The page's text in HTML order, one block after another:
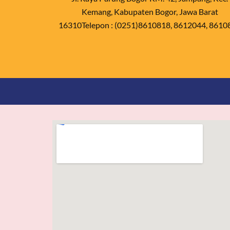
Kemang, Kabupaten Bogor, Jawa Barat
16310Telepon : (0251)8610818, 8612044,